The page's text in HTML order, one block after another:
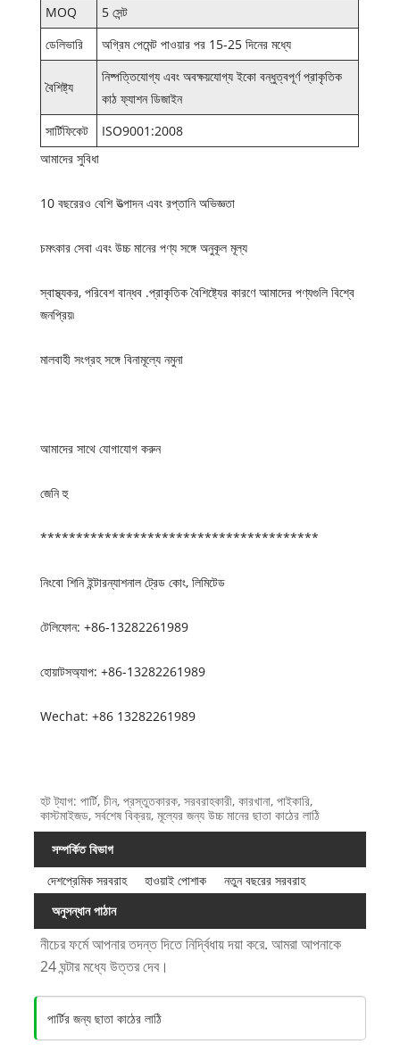
MOQ
5 সেন্ট
ডেলিভারি
অগ্রিম পেমেন্ট পাওয়ার পর 15-25 দিনের মধ্যে
বৈশিষ্ট্য
নিষ্পত্তিযোগ্য এবং অবক্ষয়যোগ্য ইকো বন্ধুত্বপূর্ণ প্রাকৃতিক
কাঠ ফ্যাশন ডিজাইন
সার্টিফিকেট
ISO9001:2008
আমাদের সুবিধা
10 বছরেরও বেশি উত্পাদন এবং রপ্তানি অভিজ্ঞতা
চমৎকার সেবা এবং উচ্চ মানের পণ্য সঙ্গে অনুকূল মূল্য
স্বাস্থ্যকর, পরিবেশ বান্ধব .প্রাকৃতিক বৈশিষ্ট্যের কারণে আমাদের পণ্যগুলি বিশ্বে
জনপ্রিয়৷
মালবাহী সংগ্রহ সঙ্গে বিনামূল্যে নমুনা
আমাদের সাথে যোগাযোগ করুন
জেনি হু
***************************************
নিংবো শিনি ইন্টারন্যাশনাল ট্রেড কোং, লিমিটেড
টেলিফোন: +86-13282261989
হোয়াটসঅ্যাপ: +86-13282261989
Wechat: +86 13282261989
হট ট্যাগ: পার্টি, চীন, প্রস্তুতকারক, সরবরাহকারী, কারখানা, পাইকারি,
কাস্টমাইজড, সর্বশেষ বিক্রয়, মূল্যের জন্য উচ্চ মানের ছাতা কাঠের লাঠি
সম্পর্কিত বিভাগ
দেশপ্রেমিক সরবরাহ
হাওয়াই পোশাক
নতুন বছরের সরবরাহ
অনুসন্ধান পাঠান
নীচের ফর্মে আপনার তদন্ত দিতে নির্দ্বিধায় দয়া করে. আমরা আপনাকে
24 ঘন্টার মধ্যে উত্তর দেব।